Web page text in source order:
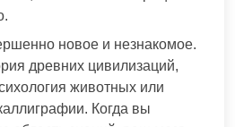
новое и незнакомое.
древних цивилизаций,
животных или
Когда вы